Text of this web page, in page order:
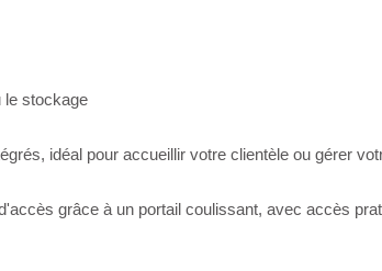
le stockage
idéal pour accueillir votre clientèle ou gérer
grâce à un portail coulissant, avec accès